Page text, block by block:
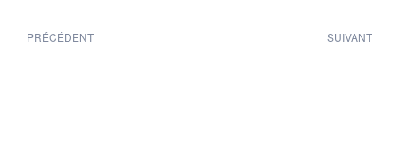
PRÉCÉDENT SUIVANT